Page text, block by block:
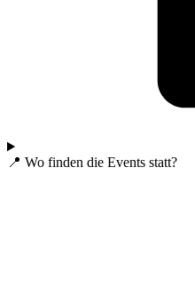
📍 Wo finden die Events statt?